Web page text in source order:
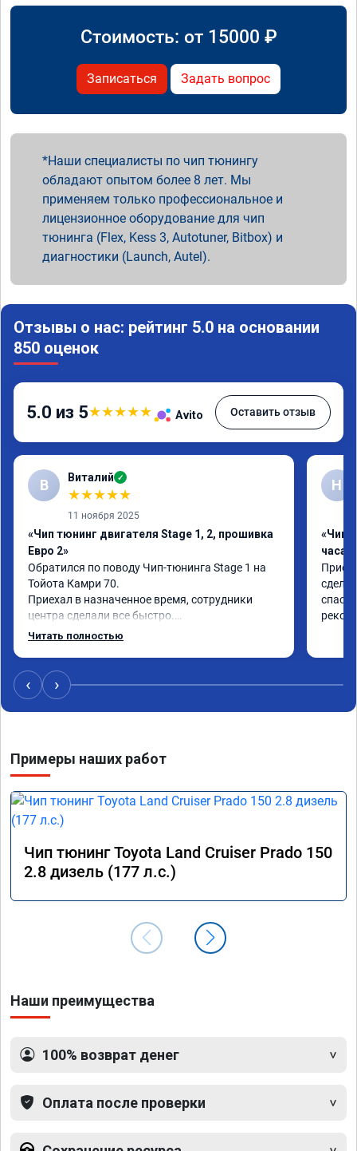
Стоимость: от 15000 ₽
Записаться Задать вопрос
Наши специалисты по чип тюнингу
обладают опытом более 8 лет. Мы
применяем только профессиональное и
лицензионное оборудование для чип
тюнинга (Flex, Kess 3, Autotuner, Bitbox) и
диагностики (Launch, Autel).
Отзывы о нас: рейтинг 5.0 на основании
850 оценок
5.0 из 5★★★★★ Avito Оставить отзыв
В Виталий ✓
★★★★★
11 ноября 2025
«Чип тюнинг двигателя Stage 1, 2, прошивка
Евро 2»
Обратился по поводу Чип-тюнинга Stage 1 на
Тойота Камри 70.
Приехал в назначенное время, сотрудники
центра сделали все быстро.
Авто тестирую, пока всë устраивает.
Читать полностью
Н
«Чип
часа»
‹ ›
Примеры наших работ
Чип тюнинг Toyota Land Cruiser Prado 150
2.8 дизель (177 л.с.)
Наши преимущества
100% возврат денег
Оплата после проверки